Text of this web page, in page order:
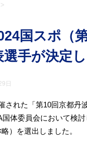
>
国スポ（
選手が決定し
日
された「第10回京都丹
体委員会において検
）を選出しました。